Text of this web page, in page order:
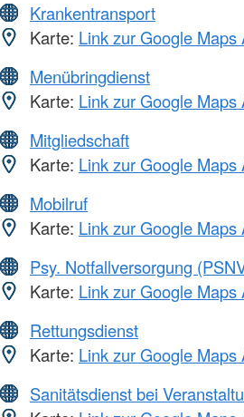
Krankentransport
Karte: Link zur Google Maps
Menübringdienst
Karte: Link zur Google Maps
Mitgliedschaft
Karte: Link zur Google Maps
Mobilruf
Karte: Link zur Google Maps
Psy. Notfallversorgung
Karte: Link zur Google Maps
Rettungsdienst
Karte: Link zur Google Maps
Sanitätsdienst bei